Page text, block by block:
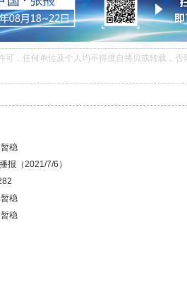
可，任何单位及个人均不得擅自拷贝或转载，
稳
报（2021/7/6）
稳
稳